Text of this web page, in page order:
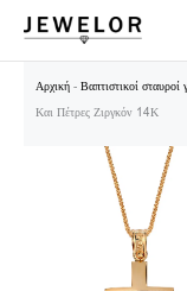
Μετάβαση
περιεχόμενο
Αρχική - Βαπτιστικοί σταυροί
Και Πέτρες Ζιργκόν 14Κ